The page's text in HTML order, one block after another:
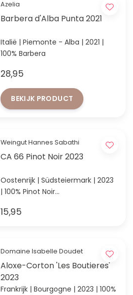
Azelia
Barbera d'Alba Punta 2021
Italië | Piemonte - Alba | 2021 |
100% Barbera
28,95
BEKIJK PRODUCT
Weingut Hannes Sabathi
CA 66 Pinot Noir 2023
Oostenrijk | Südsteiermark | 2023
| 100% Pinot Noir
Sabathi’s Pinot Noir
15,95
Domaine Isabelle Doudet
Aloxe-Corton 'Les Boutieres'
2023
Frankrijk | Bourgogne | 2023 | 100%